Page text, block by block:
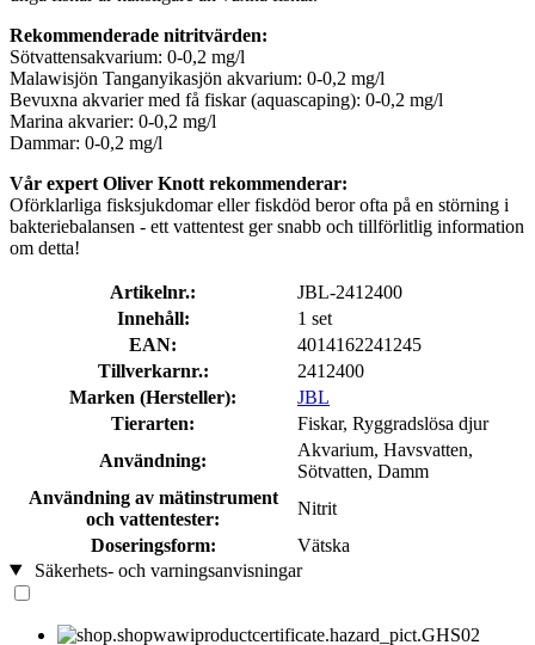
Rekommenderade nitritvärden:
Sötvattensakvarium: 0-0,2 mg/l
Malawisjön Tanganyikasjön akvarium: 0-0,2 mg/l
Bevuxna akvarier med få fiskar (aquascaping): 0-0,2 mg/l
Marina akvarier: 0-0,2 mg/l
Dammar: 0-0,2 mg/l
Vår expert Oliver Knott rekommenderar:
Oförklarliga fisksjukdomar eller fiskdöd beror ofta på en störning i
bakteriebalansen - ett vattentest ger snabb och tillförlitlig information
om detta!
Artikelnr.:
JBL-2412400
Innehåll:
1 set
EAN:
4014162241245
Tillverkarnr.:
2412400
Marken (Hersteller):
JBL
Tierarten:
Fiskar, Ryggradslösa djur
Användning:
Akvarium, Havsvatten,
Sötvatten, Damm
Användning av mätinstrument
och vattentester:
Nitrit
Doseringsform:
Vätska
Säkerhets- och varningsanvisningar